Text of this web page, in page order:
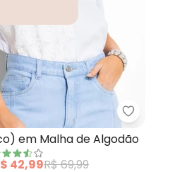
Retrô Glam em TricotQuintess
em Malha de Algodão
42,99R$ 69,99